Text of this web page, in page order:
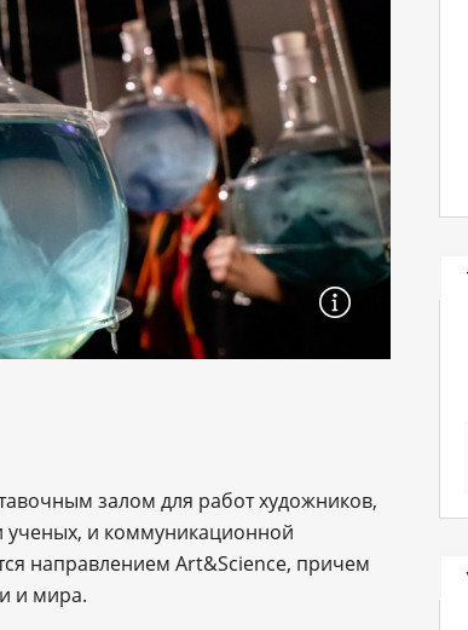
залом для работ художников,
ученых, и коммуникационной
направлением Art&Science, причем
и мира.